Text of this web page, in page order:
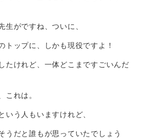
生がですね、ついに、
トップに、しかも現役ですよ！
たけれど、一体どこまですごいんだ
これは。
いう人もいますけれど、
うだと誰もが思っていたでしょう